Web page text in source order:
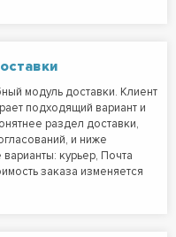
модуль доставки. Клиент
подходящий вариант и
раздел доставки,
и ниже
курьер, Почта
заказа изменяется